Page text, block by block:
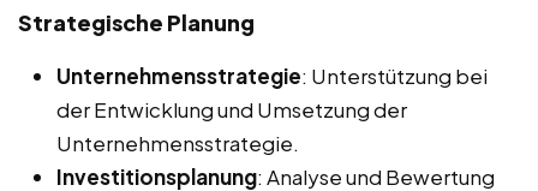
Strategische Planung
Unternehmensstrategie: Unterstützung bei
der Entwicklung und Umsetzung der
Unternehmensstrategie.
Investitionsplanung: Analyse und Bewertung